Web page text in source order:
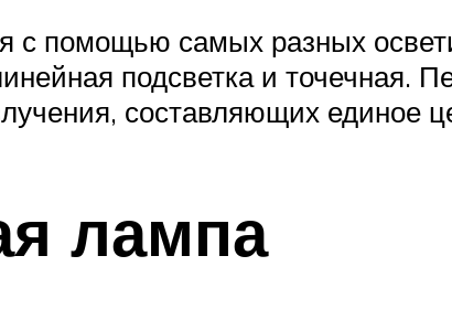
с помощью самых разных
подсветка и точечная.
составляющих единое
лампа